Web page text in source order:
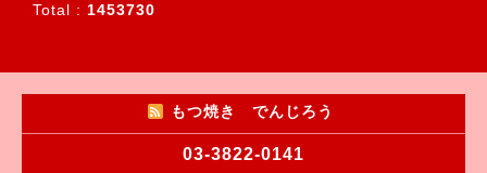
Total : 1453730
もつ焼き でんじろう
03-3822-0141